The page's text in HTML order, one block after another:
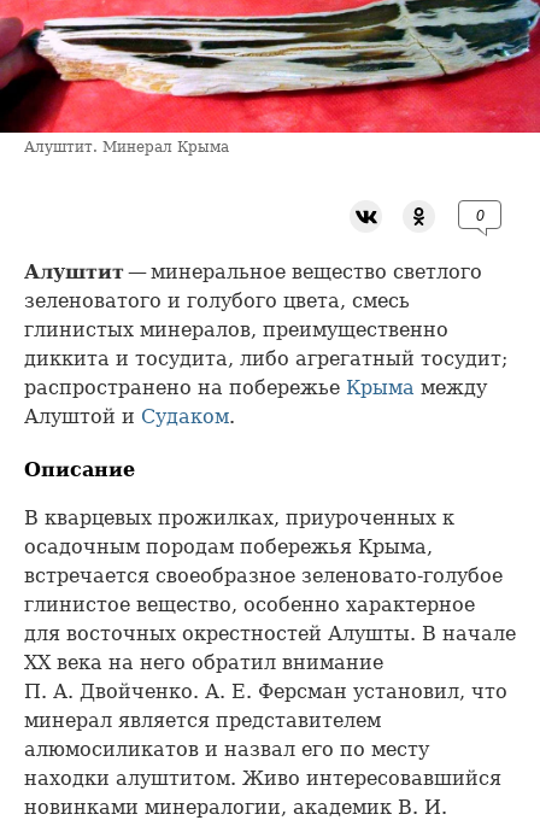
Алуштит. Минерал Крыма
0
Алуштит— минеральное вещество светлого
зеленоватого и голубого цвета, смесь
глинистых минералов, преимущественно
диккита и тосудита, либо агрегатный тосудит;
распространено на побережье Крыма между
Алуштой и Судаком.
Описание
В кварцевых прожилках, приуроченных к
осадочным породам побережья Крыма,
встречается своеобразное зеленовато-голубое
глинистое вещество, особенно характерное
для восточных окрестностей Алушты. В начале
XX века на него обратил внимание
П. А. Двойченко. А. Е. Ферсман установил, что
минерал является представителем
алюмосиликатов и назвал его по месту
находки алуштитом. Живо интересовавшийся
новинками минералогии, академик В. И.